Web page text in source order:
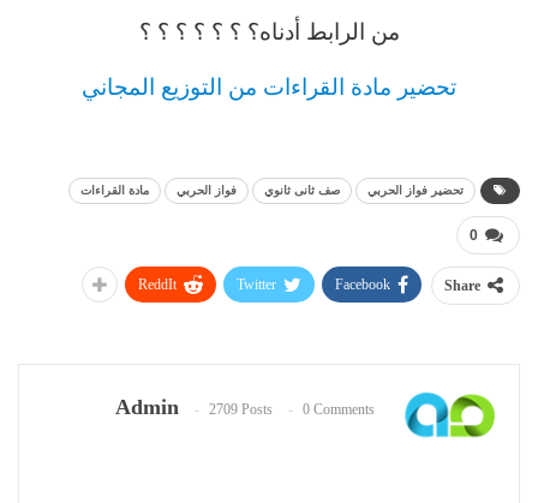
من الرابط أدناه؟ ؟ ؟ ؟ ؟ ؟ ؟
تحضير مادة القراءات من التوزيع المجاني
تحضير فواز الحربي صف ثانى ثانوي فواز الحربي مادة القراءات
0
Share
Facebook
Twitter
ReddIt
Admin 2709 Posts 0 Comments